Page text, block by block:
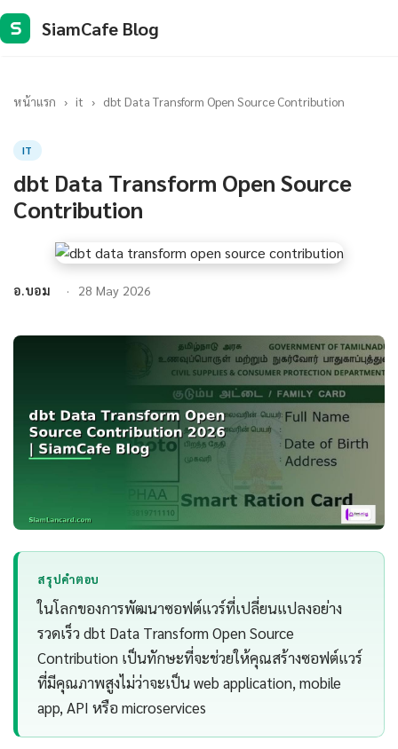
S SiamCafe Blog
หน้าแรก › it › dbt Data Transform Open Source Contribution
IT
dbt Data Transform Open Source
Contribution
อ.บอม 28 May 2026
สรุปคำตอบ
ในโลกของการพัฒนาซอฟต์แวร์ที่เปลี่ยนแปลงอย่าง
รวดเร็ว dbt Data Transform Open Source
Contribution เป็นทักษะที่จะช่วยให้คุณสร้างซอฟต์แวร์
ที่มีคุณภาพสูงไม่ว่าจะเป็น web application, mobile
app, API หรือ microservices